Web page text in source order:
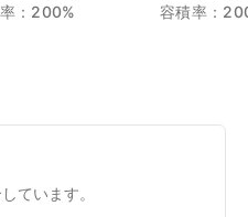
：200%
容積率：
ています。